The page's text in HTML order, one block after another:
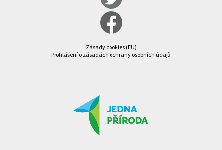
Zásady cookies (EU)
Prohlášení o zásadách ochrany osobních údajů